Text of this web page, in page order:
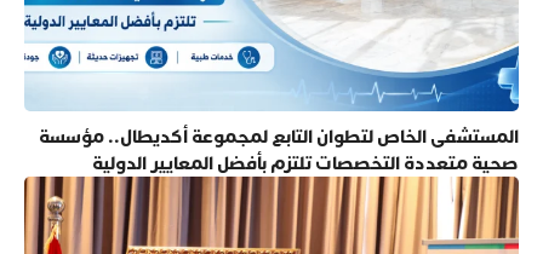
المستشفى الخاص لتطوان التابع لمجموعة أكديطال.. مؤسسة
صحية متعددة التخصصات تلتزم بأفضل المعايير الدولية